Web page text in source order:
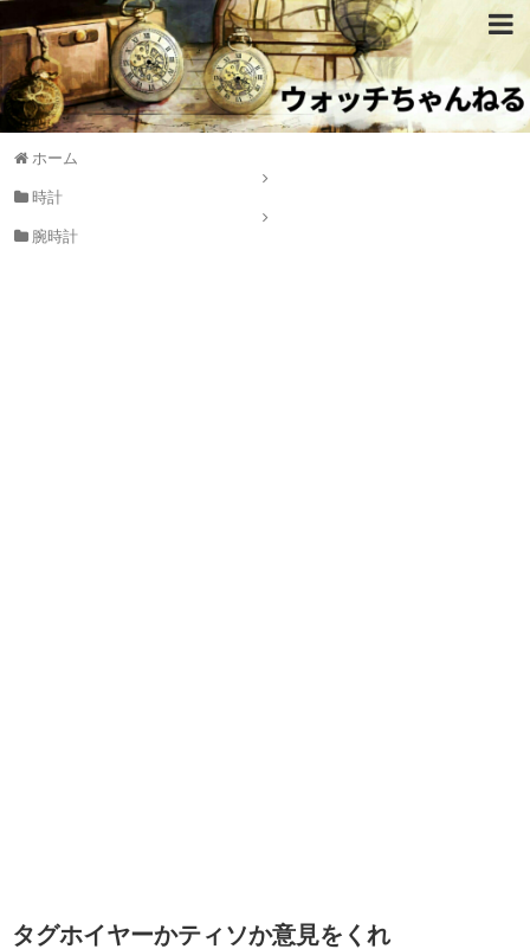
ホーム
時計
腕時計
タグホイヤーかティソか意見をくれ